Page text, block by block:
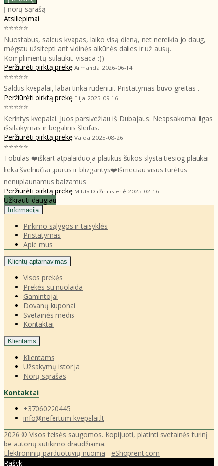
Į norų sąrašą
Atsiliepimai
⭐⭐⭐⭐⭐
Nuostabus, saldus kvapas, laiko visą dieną, net nereikia jo daug,
mėgstu užsitepti ant vidinės alkūnės dalies ir už ausų.
Komplimentų sulaukiu visada :))
Peržiūrėti pirktą prekę Armanda 2026-06-14
⭐⭐⭐⭐⭐
Saldūs kvepalai, labai tinka rudeniui. Pristatymas buvo greitas .
Peržiūrėti pirktą prekę Elija 2025-09-16
⭐⭐⭐⭐⭐
Kerintys kvepalai. Juos parsivežiau iš Dubajaus. Neapsakomai ilgas
išsilaikymas ir begalinis šleifas.
Peržiūrėti pirktą prekę Vaida 2025-08-26
⭐⭐⭐⭐⭐
Tobulas ❤️iškart atpalaiduoja plaukus šukos slysta tiesiog plaukai
lieka švelnučiai ,purūs ir blizgantys❤️Išmeciau visus tūrėtus
nenuplaunamus balzamus
Peržiūrėti pirktą prekę Milda Diržininkienė 2025-02-16
Užkrauti daugiau
Informacija
Pirkimo sąlygos ir taisyklės
Pristatymas
Apie mus
Klientų aptarnavimas
Visos prekės
Prekės su nuolaida
Gamintojai
Dovanų kuponai
Svetainės medis
Kontaktai
Klientams
Klientams
Užsakymų istorija
Norų sąrašas
Kontaktai
+37060220445
info@nefertum-kvepalai.lt
2026 © Visos teisės saugomos. Kopijuoti, platinti svetainės turinį
be autorių sutikimo draudžiama.
Elektroninių parduotuvių nuoma - eShoprent.com
Rašyk